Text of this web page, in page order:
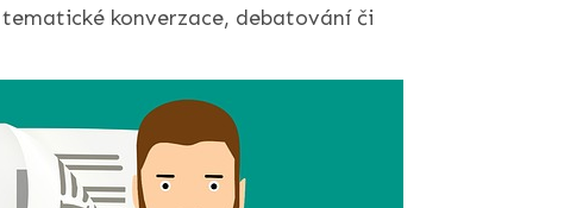
konverzace, debatování či